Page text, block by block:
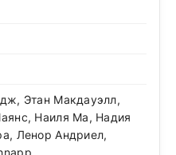
Этан Макдауэлл,
Наиля Ма, Надия
Ленор Андриел,